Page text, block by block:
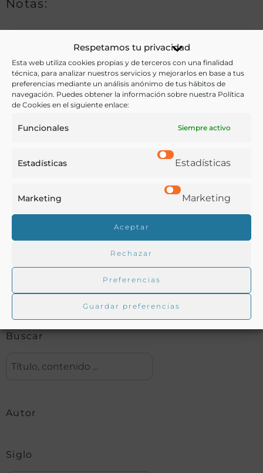
Respetamos tu privacidad
Esta web utiliza cookies propias y de terceros con una finalidad
técnica, para analizar nuestros servicios y mejorarlos en base a tus
preferencias mediante un análisis anónimo de tus hábitos de
navegación. Puedes obtener la información sobre nuestra Política
de Cookies en el siguiente enlace:
Funcionales Siempre activo
Estadísticas Estadísticas
Marketing Marketing
Aceptar
Rechazar
Preferencias
Guardar preferencias
Notas:
Ver más libros de estas materias:
Apicultura, Diccionario
Ver más libros con las palabras clave:
Abejas,Apicultura
COMPARTIR
Buscar en la biblioteca
Biblioteca digital Duque de Ahumada
Buscar
Autor
Siglo